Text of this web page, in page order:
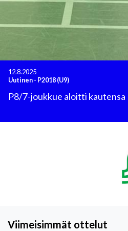
12.8.2025
Uutinen- P2018 (U9)
P8/7-joukkue aloitti kautensa
Viimeisimmät ottelut